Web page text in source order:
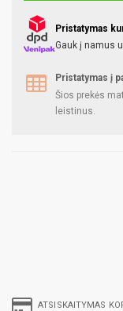
Pristatymas
Gauk į namus
Pristatymas į
Šios prekės
leistinus.
ATSISKAITYMAS